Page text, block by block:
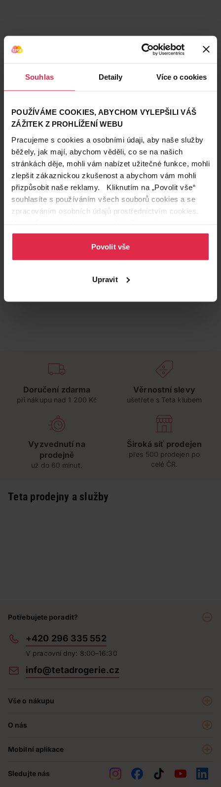
Souhlas Detaily Více o cookies
POUŽÍVÁME COOKIES, ABYCHOM VYLEPŠILI VÁŠ
ZÁŽITEK Z PROHLÍŽENÍ WEBU
Pracujeme s cookies a osobními údaji, aby naše služby
běžely, jak mají, abychom věděli, co se na našich
stránkách děje, mohli vám nabízet užitečné funkce, mohli
zlepšit zákaznickou zkušenost a abychom vám mohli
přizpůsobit naše reklamy. Kliknutím na „Povolit vše“
souhlasíte s používáním všech souborů cookies a se
zpracováním osobních údajů prostřednictvím cookies.
osobních údajů.
Povolit vše
Upravit
Podobné produkty
Doručení zdarma
při nákupu nad 1 200 Kč
Věrnostní slevy
ušetřete s Teta klubem
Vyzvednutí na
prodejně
už do 60 minut.
Široká síť prodejen
přes 500 prodejen po
celé ČR.
Teta prodejny a služby
Potřebujete poradit?
+420 296 335 552
V pracovní dny: 8:00–16:30
info@tetadrogerie.cz
Vše o nákupu
Prodejny
Obchodní podmínky
O nás
Teta pomáhá
Mobilní aplikace
Sledujte nás